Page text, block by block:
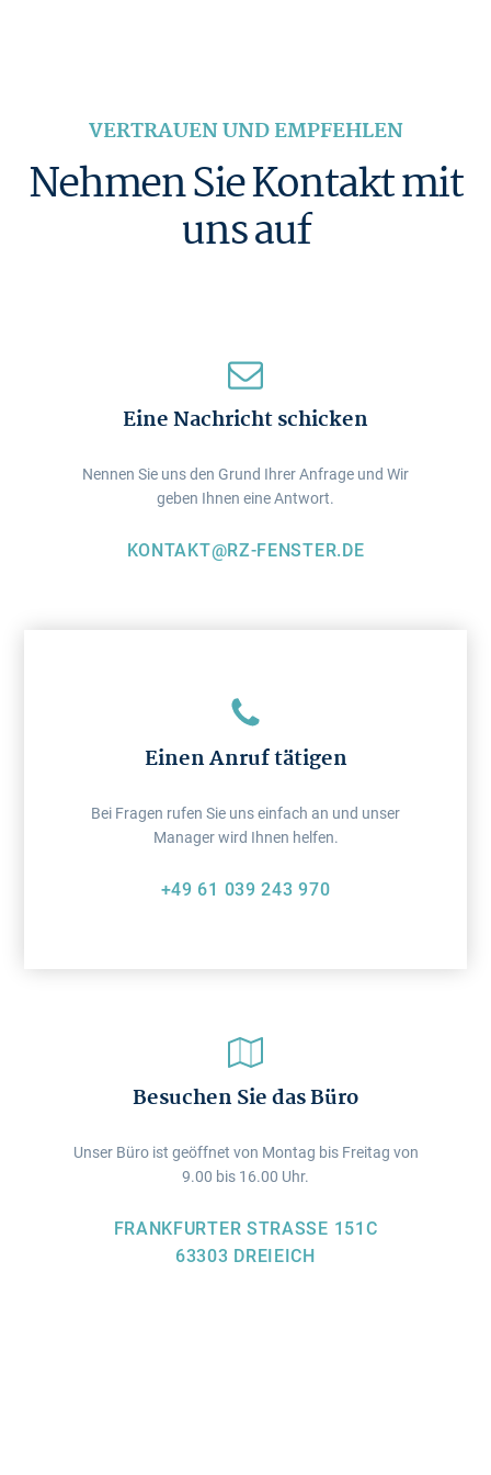
VERTRAUEN UND EMPFEHLEN
Nehmen Sie Kontakt mit
uns auf
Eine Nachricht schicken
Nennen Sie uns den Grund Ihrer Anfrage und Wir
geben Ihnen eine Antwort.
KONTAKT@RZ-FENSTER.DE
Einen Anruf tätigen
Bei Fragen rufen Sie uns einfach an und unser
Manager wird Ihnen helfen.
+49 61 039 243 970
Besuchen Sie das Büro
Unser Büro ist geöffnet von Montag bis Freitag von
9.00 bis 16.00 Uhr.
FRANKFURTER STRASSE 151C
63303 DREIEICH